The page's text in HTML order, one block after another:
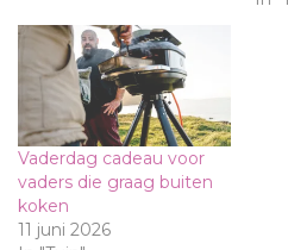
Vaderdag cadeau voor
vaders die graag buiten
koken
11 juni 2026